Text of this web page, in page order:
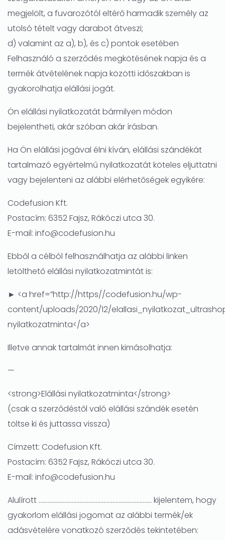
megjelölt, a fuvarozótól eltérő harmadik személy az
utolsó tételt vagy darabot átveszi;
d) valamint az a), b), és c) pontok esetében
Felhasználó a szerződés megkötésének napja és a
termék átvételének napja közötti időszakban is
gyakorolhatja elállási jogát.
Ön elállási nyilatkozatát bármilyen módon
bejelentheti, akár szóban akár írásban.
Ha Ön elállási jogával élni kíván, elállási szándékát
tartalmazó egyértelmű nyilatkozatát köteles eljuttatni
vagy bejelenteni az alábbi elérhetőségek egyikére:
Codefusion Kft.
Postacím: 6352 Fajsz, Rákóczi utca 30.
E-mail: info@codefusion.hu
Ebből a célból felhasználhatja az alábbi linken
letölthető elállási nyilatkozatmintát is:
► <a href=”http://https//codefusion.hu/wp-
content/uploads/2020/12/
nyilatkozatminta</a>
Illetve annak tartalmát innen kimásolhatja:
—
<strong>Elállási nyilatkozatminta</strong>
(csak a szerződéstől való elállási szándék esetén
töltse ki és juttassa vissza)
Címzett: Codefusion Kft.
Postacím: 6352 Fajsz, Rákóczi utca 30.
E-mail: info@codefusion.hu
Alulírott ………………………………………………………………… kijelentem, hogy
gyakorlom elállási jogomat az alábbi termék/ek
adásvételére vonatkozó szerződés tekintetében: